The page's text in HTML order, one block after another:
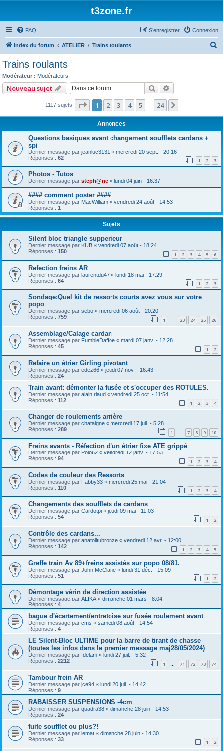
t3zone.fr
FAQ Connexion
S’enregistrer
Index du forum ATELIER Trains roulants
c
Trains roulants
Modérateur : Modérateurs
Nouveau sujet Rechercher
1117 sujets Page 1sur
1 2 3 4 5 24
Annonces
Questions basiques avant changement soufflets cardans +
spi
Dernier message par jeanluc3131 « mercredi 20 sept. - 20:16
Réponses : 62 1 2 3
Photos - Tutos
Dernier message par steph@ne « lundi 04 juin - 16:37
#### comment poster ####
Dernier message par MacWilliam « vendredi 24 août - 14:53
Réponses : 1
Sujets
Silent bloc triangle supperieur
Dernier message par KUB « vendredi 07 août - 18:24
Réponses : 150 1 2 3 4 5 6
Refection freins AR
Dernier message par laurentdu47 « lundi 18 mai - 17:29
Réponses : 64 1 2 3
Sondage:Quel kit de ressorts courts avez vous sur votre
popo
Dernier message par sebo « mercredi 06 août - 20:20
Réponses : 759 1 23 24 25 26
Assemblage/Calage cardan
Dernier message par FumbleDaffoe « mardi 07 janv. - 12:28
Réponses : 45 1 2
Refaire un étrier Girling pivotant
Dernier message par edez66 « jeudi 07 nov. - 16:43
Réponses : 24
Train avant: démonter la fusée et s'occuper des ROTULES.
Dernier message par alain riaud « vendredi 25 oct. - 11:54
Réponses : 112 1 2 3 4
Changer de roulements arrière
Dernier message par chataigne « mercredi 17 juil. - 5:28
Réponses : 289 1 … 7 8 9 10
Freins avants - Réfection d'un étrier fixe ATE grippé
Dernier message par Polo62 « vendredi 12 janv. - 17:53
Réponses : 94 1 2 3 4
Codes de couleur des Ressorts
Dernier message par Fabby33 « mercredi 25 mai - 21:04
Réponses : 110 1 2 3 4
Changements des soufflets de cardans
Dernier message par Cardotpi « jeudi 09 mai - 11:03
Réponses : 54 1 2
Contrôle des cardans...
Dernier message par anatolltubronze « vendredi 12 avr. - 12:00
Réponses : 142 1 2 3 4 5
Greffe train Av 89+freins assistés sur popo 08/81.
Dernier message par John McClane « lundi 31 déc. - 15:09
Réponses : 51 1 2
Démontage vérin de direction assistée
Dernier message par ALIKA « dimanche 01 mars - 8:04
Réponses : 4
bague d'écartement/entretoise sur fusée roulement avant
Dernier message par cms « samedi 08 août - 14:54
Réponses : 4
LE Silent-Bloc ULTIME pour la barre de tirant de chasse
(toutes les infos dans le premier message maj28/05/2024)
Dernier message par fdelam « lundi 27 juil. - 5:32
Réponses : 2212 1 … 71 72 73 74
Tambour frein AR
Dernier message par jce94 « lundi 20 juil. - 14:42
Réponses : 9
RABAISSER SUSPENSIONS -4cm
Dernier message par quadra38 « dimanche 28 juin - 14:53
Réponses : 24
fuite soufflet ou plus?!
Dernier message par lemat « dimanche 28 juin - 14:30
Réponses : 33 1 2